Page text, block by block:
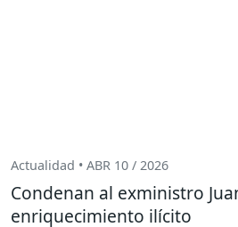
Actualidad • ABR 10 / 2026
Condenan al exministro
enriquecimiento ilícito